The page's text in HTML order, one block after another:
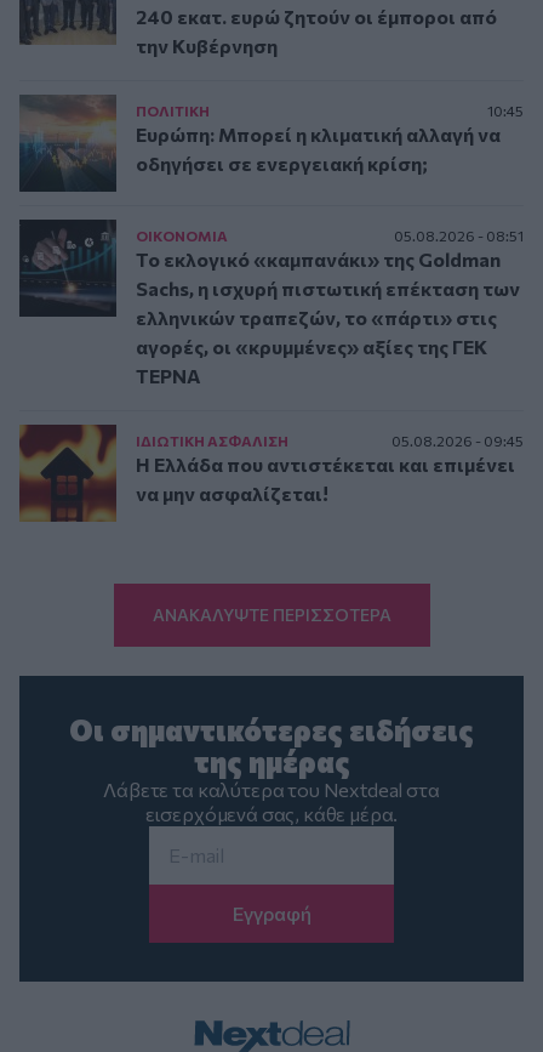
240 εκατ. ευρώ ζητούν οι έμποροι από
την Κυβέρνηση
ΠΟΛΙΤΙΚΗ 10:45
Ευρώπη: Μπορεί η κλιματική αλλαγή να
οδηγήσει σε ενεργειακή κρίση;
ΟΙΚΟΝΟΜΙΑ 05.08.2026 - 08:51
Το εκλογικό «καμπανάκι» της Goldman
Sachs, η ισχυρή πιστωτική επέκταση των
ελληνικών τραπεζών, το «πάρτι» στις
αγορές, οι «κρυμμένες» αξίες της ΓΕΚ
ΤΕΡΝΑ
ΙΔΙΩΤΙΚΗ ΑΣΦAΛΙΣΗ 05.08.2026 - 09:45
Η Ελλάδα που αντιστέκεται και επιμένει
να μην ασφαλίζεται!
ΑΝΑΚΑΛΥΨΤΕ ΠΕΡΙΣΣΟΤΕΡΑ
Οι σημαντικότερες ειδήσεις
της ημέρας
Λάβετε τα καλύτερα του Nextdeal στα
εισερχόμενά σας, κάθε μέρα.